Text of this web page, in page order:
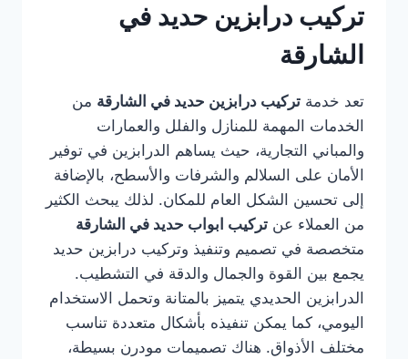
تركيب درابزين حديد في
الشارقة
تعد خدمة تركيب درابزين حديد في الشارقة من
الخدمات المهمة للمنازل والفلل والعمارات
والمباني التجارية، حيث يساهم الدرابزين في توفير
الأمان على السلالم والشرفات والأسطح، بالإضافة
إلى تحسين الشكل العام للمكان. لذلك يبحث الكثير
من العملاء عن تركيب ابواب حديد في الشارقة
متخصصة في تصميم وتنفيذ وتركيب درابزين حديد
يجمع بين القوة والجمال والدقة في التشطيب.
الدرابزين الحديدي يتميز بالمتانة وتحمل الاستخدام
اليومي، كما يمكن تنفيذه بأشكال متعددة تناسب
مختلف الأذواق. هناك تصميمات مودرن بسيطة،